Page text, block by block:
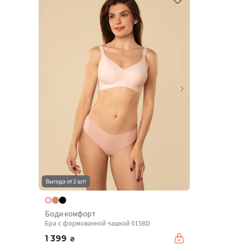
Выгода от 2 шт!
Боди комфорт
Бра с формованной чашкой 015BD
1 399 ₴